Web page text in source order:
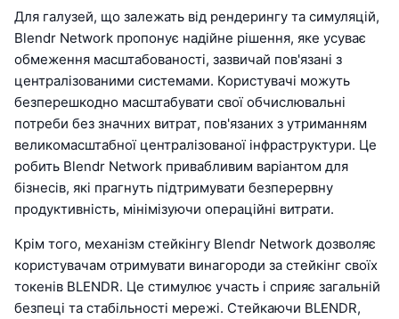
Для галузей, що залежать від рендерингу та симуляцій,
Blendr Network пропонує надійне рішення, яке усуває
обмеження масштабованості, зазвичай пов'язані з
централізованими системами. Користувачі можуть
безперешкодно масштабувати свої обчислювальні
потреби без значних витрат, пов'язаних з утриманням
великомасштабної централізованої інфраструктури. Це
робить Blendr Network привабливим варіантом для
бізнесів, які прагнуть підтримувати безперервну
продуктивність, мінімізуючи операційні витрати.
Крім того, механізм стейкінгу Blendr Network дозволяє
користувачам отримувати винагороди за стейкінг своїх
токенів BLENDR. Це стимулює участь і сприяє загальній
безпеці та стабільності мережі. Стейкаючи BLENDR,